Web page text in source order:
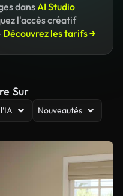
dansAI Studio
l'accès créatif
Découvrez les tarifs →
Sur
Nouveautés